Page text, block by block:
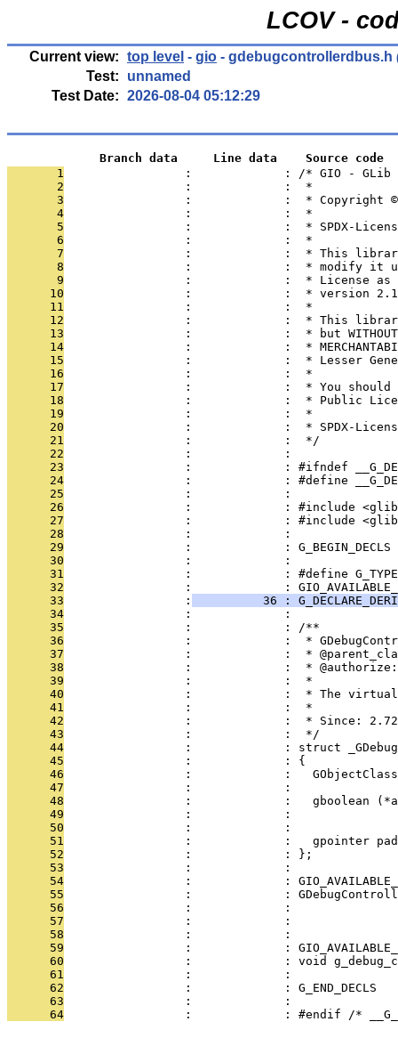
LCOV -
Current view: top level - gio - gdebugcontrollerdbus.h
Test:
unnamed
Test Date: 2026-08-04 05:12:29
             Branch data     Line data    Source code
       1
:             : /* GIO -
       2
                 :             :  *
       3
:             :  * Copyright
       4
                 :             :  *
       5
:             :  * SPDX-
       6
                 :             :  *
       7
:             :  * This
       8
:             :  * modify it
       9
:             :  * License
      10
:             :  * version
      11
                 :             :  *
      12
:             :  * This
      13
:             :  * but
      14
:             :  *
      15
:             :  * Lesser
      16
                 :             :  *
      17
:             :  * You
      18
:             :  * Public
      19
                 :             :  *
      20
:             :  * SPDX-
      21
                 :             :  */
      22
                 :             :
      23
:             : #ifndef
      24
:             : #define
      25
                 :             :
      26
:             : #include
      27
:             : #include
      28
                 :             :
      29
                 :             : G_BEGIN_DECLS
      30
                 :             :
      31
:             : #define
      32
:             :
      33
                 :
36 :
      34
                 :             :
      35
                 :             : /**
      36
:             :  *
      37
:             :  *
      38
:             :  *
      39
                 :             :  *
      40
:             :  * The
      41
                 :             :  *
      42
                 :             :  * Since: 2.72
      43
                 :             :  */
      44
:             : struct
      45
                 :             : {
      46
:             :
      47
                 :             :
      48
:             :   gboolean
      49
:             :
      50
                 :             :
      51
:             :   gpointer
      52
                 :             : };
      53
                 :             :
      54
:             :
      55
:             :
      56
:             :
      57
:             :
      58
                 :             :
      59
:             :
      60
:             : void
      61
                 :             :
      62
                 :             : G_END_DECLS
      63
                 :             :
      64
:             : #endif /*